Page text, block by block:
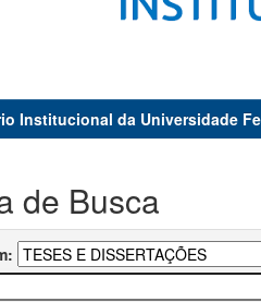
Institucional da Universidade
de Busca